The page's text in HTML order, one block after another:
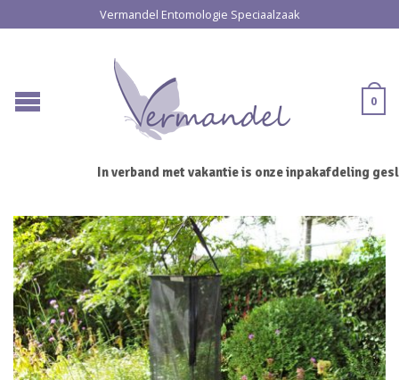
Vermandel Entomologie Speciaalzaak
0
In verband met vakantie is onze inpakafdeling